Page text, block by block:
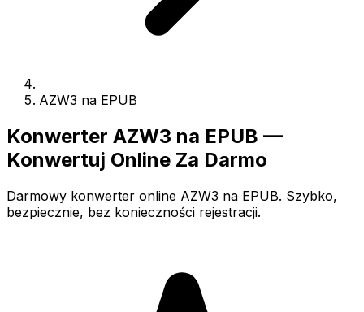
AZW3 na EPUB
Konwerter AZW3 na EPUB —
Konwertuj Online Za Darmo
Darmowy konwerter online AZW3 na EPUB. Szybko,
bezpiecznie, bez konieczności rejestracji.